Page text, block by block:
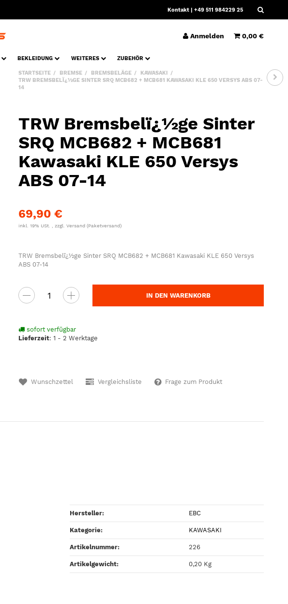
Kontakt | +49 511 984229 25
Anmelden 0,00 €
BEKLEIDUNG WEITERES ZUBEHÖR
STARTSEITE BREMSE BREMSBELÄGE
KAWASAKI
TRW BREMSBELÏ¿½GE SINTER SRQ MCB682 + MCB681 KAWASAKI KLE 650 VERSYS ABS 07-
14
TRW Bremsbelï¿½ge Sinter
SRQ MCB682 + MCB681
Kawasaki KLE 650 Versys
ABS 07-14
69,90 €
inkl. 19% USt. , zzgl.Versand(Paketversand)
TRW Bremsbelï¿½ge Sinter SRQ MCB682 + MCB681 Kawasaki KLE 650 Versys
ABS 07-14
IN DEN WARENKORB
sofort verfügbar
Lieferzeit:1 - 2 Werktage
Wunschzettel Vergleichsliste Frage zum Produkt
Hersteller: EBC
Kategorie: KAWASAKI
Artikelnummer: 226
Artikelgewicht‍: 0,20 Kg